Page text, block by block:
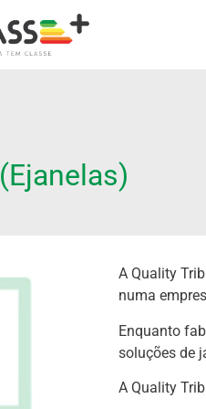
A Quality
numa
Enquanto
soluções de
A Quality